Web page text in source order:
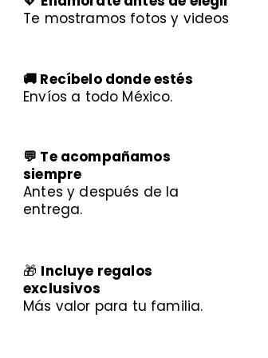
Te mostramos fotos y videos
🚚 Recíbelo donde estés
Envíos a todo México.
💬 Te acompañamos
siempre
Antes y después de la
entrega.
🎁 Incluye regalos
exclusivos
Más valor para tu familia.